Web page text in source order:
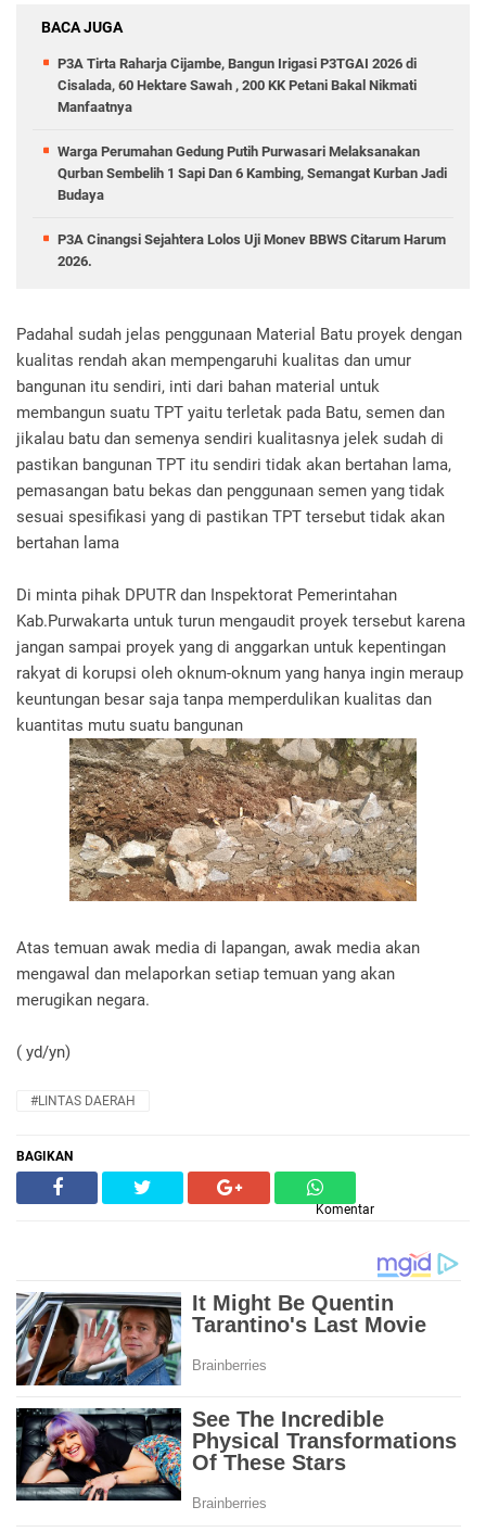
BACA JUGA
P3A Tirta Raharja Cijambe, Bangun Irigasi P3TGAI 2026 di
Cisalada, 60 Hektare Sawah , 200 KK Petani Bakal Nikmati
Manfaatnya
Warga Perumahan Gedung Putih Purwasari Melaksanakan
Qurban Sembelih 1 Sapi Dan 6 Kambing, Semangat Kurban Jadi
Budaya
P3A Cinangsi Sejahtera Lolos Uji Monev BBWS Citarum Harum
2026.
Padahal sudah jelas penggunaan Material Batu proyek dengan
kualitas rendah akan mempengaruhi kualitas dan umur
bangunan itu sendiri, inti dari bahan material untuk
membangun suatu TPT yaitu terletak pada Batu, semen dan
jikalau batu dan semenya sendiri kualitasnya jelek sudah di
pastikan bangunan TPT itu sendiri tidak akan bertahan lama,
pemasangan batu bekas dan penggunaan semen yang tidak
sesuai spesifikasi yang di pastikan TPT tersebut tidak akan
bertahan lama
Di minta pihak DPUTR dan Inspektorat Pemerintahan
Kab.Purwakarta untuk turun mengaudit proyek tersebut karena
jangan sampai proyek yang di anggarkan untuk kepentingan
rakyat di korupsi oleh oknum-oknum yang hanya ingin meraup
keuntungan besar saja tanpa memperdulikan kualitas dan
kuantitas mutu suatu bangunan
Atas temuan awak media di lapangan, awak media akan
mengawal dan melaporkan setiap temuan yang akan
merugikan negara.
( yd/yn)
#LINTAS DAERAH
BAGIKAN
Komentar